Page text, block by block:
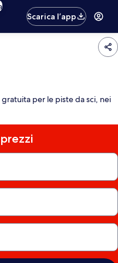
Scarica l’app
per le piste da sci, nei